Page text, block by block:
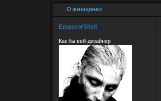
О женщинах
EmperorShell
Как бы веб-дизайнер